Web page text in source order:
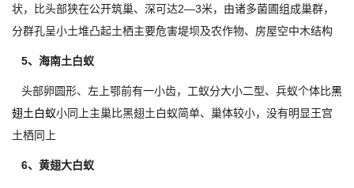
状，比头部狭在公开筑巢、深可达2—3米，由诸多菌圃组成巢群，
分群孔呈小土堆凸起土栖主要危害堤坝及农作物、房屋空中木结构
5、海南土白蚁
头部卵圆形、左上鄂前有一小齿，工蚁分大小二型、兵蚁个体比黑
翅土白蚁小同上主巢比黑翅土白蚁简单、巢体较小，没有明显王宫
土栖同上
6、黄翅大白蚁